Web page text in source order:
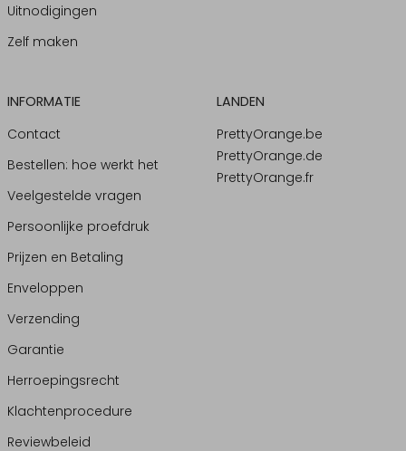
Uitnodigingen
Zelf maken
INFORMATIE
Contact
Bestellen: hoe werkt het
Veelgestelde vragen
Persoonlijke proefdruk
Prijzen en Betaling
Enveloppen
Verzending
Garantie
Herroepingsrecht
Klachtenprocedure
Reviewbeleid
LANDEN
PrettyOrange.be
PrettyOrange.de
PrettyOrange.fr